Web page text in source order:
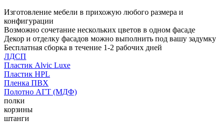
Изготовление мебели в прихожую любого размера и
конфигурации
Возможно сочетание нескольких цветов в одном фасаде
Декор и отделку фасадов можно выполнить под вашу задумку
Бесплатная сборка в течение 1-2 рабочих дней
ЛДСП
Пластик Alvic Luxe
Пластик HPL
Пленка ПВХ
Полотно АГТ (МДФ)
полки
корзины
штанги